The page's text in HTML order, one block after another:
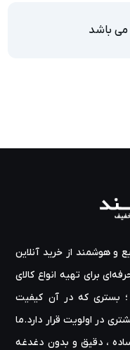
باشد
و هوشمند از خرید آنلاین
برای تهیه‌ انواع کالای
؛ بستری که در آن کیفیت
در اولویت قرار دارد.ما
ساده ، دقیق و بدون دغدغه